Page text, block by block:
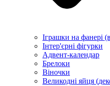
Іграшки на фанері
Інтер'єрні фігурки
Адвент-календар
Брелоки
Віночки
Великодні яйця